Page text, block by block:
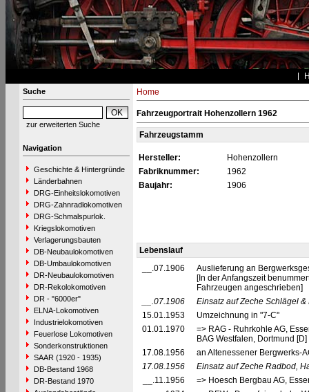
Suche
zur erweiterten Suche
Navigation
Geschichte & Hintergründe
Länderbahnen
DRG-Einheitslokomotiven
DRG-Zahnradlokomotiven
DRG-Schmalspurlok.
Kriegslokomotiven
Verlagerungsbauten
DB-Neubaulokomotiven
DB-Umbaulokomotiven
DR-Neubaulokomotiven
DR-Rekolokomotiven
DR - "6000er"
ELNA-Lokomotiven
Industrielokomotiven
Feuerlose Lokomotiven
Sonderkonstruktionen
SAAR (1920 - 1935)
DB-Bestand 1968
DR-Bestand 1970
Home
Fahrzeugportrait Hohenzollern 1962
Fahrzeugstamm
Hersteller:
Hohenzollern
Fabriknummer:
1962
Baujahr:
1906
Lebenslauf
__.07.1906
Auslieferung an
[In der Anfangszeit
Fahrzeugen angeschrieben]
__.07.1906
Einsatz auf Zeche Schlägel
15.01.1953
Umzeichnung in "7-C"
01.01.1970
=> RAG - Ruhrkohle AG,
BAG Westfalen, Dortmund
17.08.1956
an Altenessener Bergwerks-
17.08.1956
Einsatz auf Zeche Radbod,
__.11.1956
=> Hoesch Bergbau AG,